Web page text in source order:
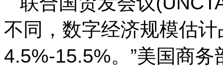
不同，数字经济规模估
4.5%-15.5%。”美国商